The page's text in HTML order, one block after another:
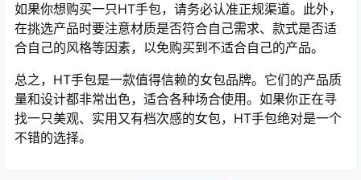
如果你想购买一只HT手包，请务必认准正规渠道。此外，
在挑选产品时要注意材质是否符合自己需求、款式是否适
合自己的风格等因素，以免购买到不适合自己的产品。
总之，HT手包是一款值得信赖的女包品牌。它们的产品质
量和设计都非常出色，适合各种场合使用。如果你正在寻
找一只美观、实用又有档次感的女包，HT手包绝对是一个
不错的选择。